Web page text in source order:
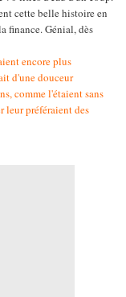
cette belle histoire en
finance. Génial, dès
encore plus
d'une douceur
comme l'étaient sans
leur préféraient des